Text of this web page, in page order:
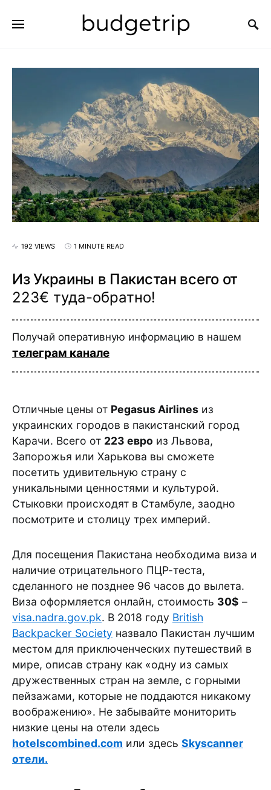
192 VIEWS 1 MINUTE READ
Из Украины в Пакистан всего от
223€ туда-обратно!
Получай оперативную информацию в нашем
телеграм канале
Отличные цены от Pegasus Airlines из
украинских городов в пакистанский город
Карачи. Всего от 223 евро из Львова,
Запорожья или Харькова вы сможете
посетить удивительную страну с
уникальными ценностями и культурой.
Стыковки происходят в Стамбуле, заодно
посмотрите и столицу трех империй.
Для посещения Пакистана необходима виза и
наличие отрицательного ПЦР-теста,
сделанного не позднее 96 часов до вылета.
Виза оформляется онлайн, стоимость 30$ –
visa.nadra.gov.pk. В 2018 году British
Backpacker Society назвало Пакистан лучшим
местом для приключенческих путешествий в
мире, описав страну как «одну из самых
дружественных стран на земле, с горными
пейзажами, которые не поддаются никакому
воображению». Не забывайте мониторить
низкие цены на отели здесь
hotelscombined.com или здесь Skyscanner
отели.